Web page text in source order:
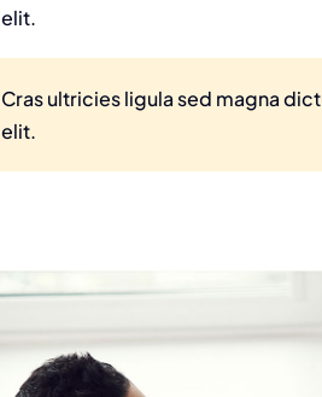
elit.
Cras ultricies ligula sed magna
elit.